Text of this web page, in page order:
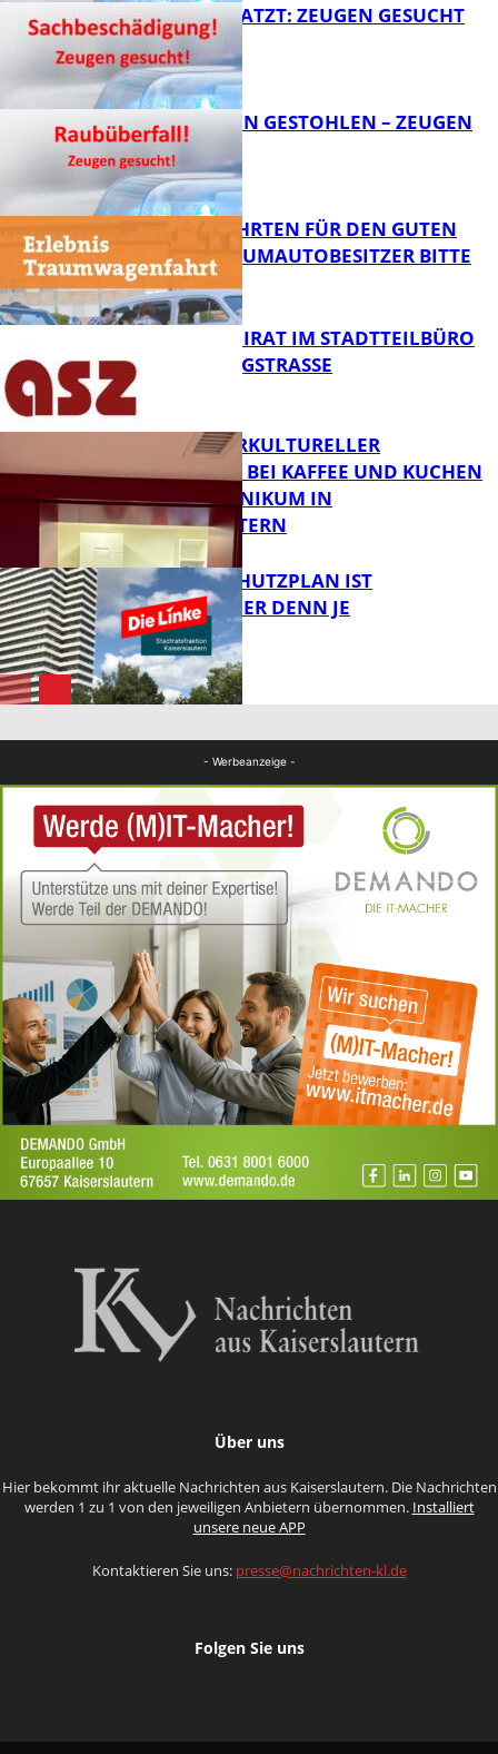
AUTO ZERKRATZT: ZEUGEN GESUCHT
FB News
TEURE KETTEN GESTOHLEN – ZEUGEN
GESUCHT!
FB News
SPENDENFAHRTEN FÜR DEN GUTEN
ZWECK – TRAUMAUTOBESITZER BITTE
MELDEN!
FB News
SENIORENBEIRAT IM STADTTEILBÜRO
IN DER KÖNIGSTRASSE
FB Gesundheit
NEUER INTERKULTURELLER
TREFFPUNKT BEI KAFFEE UND KUCHEN
IM PFALZKLINIKUM IN
KAISERSLAUTERN
EIN HITZESCHUTZPLAN IST
NOTWENDIGER DENN JE
- Werbeanzeige -
Über uns
Hier bekommt ihr aktuelle Nachrichten aus Kaiserslautern. Die Nachrichten
werden 1 zu 1 von den jeweiligen Anbietern übernommen. Installiert
unsere neue APP
Kontaktieren Sie uns: presse@nachrichten-kl.de
Folgen Sie uns